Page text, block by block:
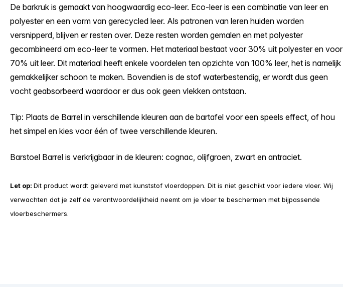
De barkruk is gemaakt van hoogwaardig eco-leer. Eco-leer is een combinatie van leer en
polyester en een vorm van gerecycled leer. Als patronen van leren huiden worden
versnipperd, blijven er resten over. Deze resten worden gemalen en met polyester
gecombineerd om eco-leer te vormen. Het materiaal bestaat voor 30% uit polyester en voor
70% uit leer. Dit materiaal heeft enkele voordelen ten opzichte van 100% leer, het is namelijk
gemakkelijker schoon te maken. Bovendien is de stof waterbestendig, er wordt dus geen
vocht geabsorbeerd waardoor er dus ook geen vlekken ontstaan.
Tip: Plaats de Barrel in verschillende kleuren aan de bartafel voor een speels effect, of hou
het simpel en kies voor één of twee verschillende kleuren.
Barstoel Barrel is verkrijgbaar in de kleuren: cognac, olijfgroen, zwart en antraciet.
Let op: Dit product wordt geleverd met kunststof vloerdoppen. Dit is niet geschikt voor iedere vloer. Wij
verwachten dat je zelf de verantwoordelijkheid neemt om je vloer te beschermen met bijpassende
vloerbeschermers.